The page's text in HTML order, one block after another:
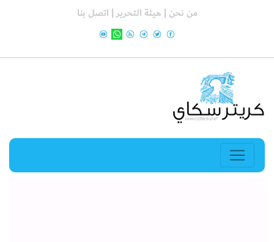
من نحن | هيئة التحرير | اتصل بنا